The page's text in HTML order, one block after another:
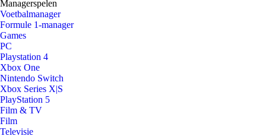
Managerspelen
Voetbalmanager
Formule 1-manager
Games
PC
Playstation 4
Xbox One
Nintendo Switch
Xbox Series X|S
PlayStation 5
Film & TV
Film
Televisie